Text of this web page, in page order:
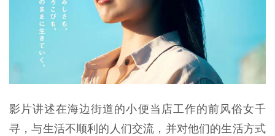
影片讲述在海边街道的小便当店工作的前风俗女千
寻，与生活不顺利的人们交流，并对他们的生活方式